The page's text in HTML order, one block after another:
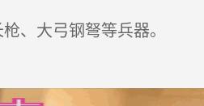
、大弓钢弩等兵器。